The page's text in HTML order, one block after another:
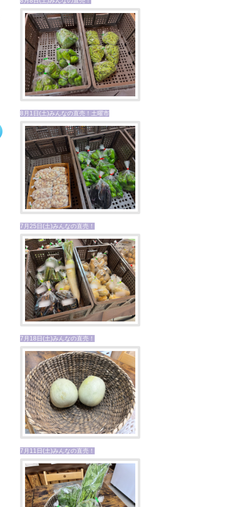
8月1日(土)みんなの直売！土曜市
7月25日(土)みんなの直売！
7月18日(土)みんなの直売！
7月11日(土)みんなの直売！